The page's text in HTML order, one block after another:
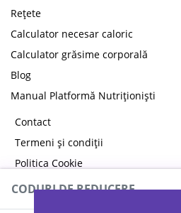
Rețete
Calculator necesar caloric
Calculator grăsime corporală
Blog
Manual Platformă Nutriționiști
Contact
Termeni și condiții
Politica Cookie
Politica de confidențialitate
CODURI DE REDUCERE